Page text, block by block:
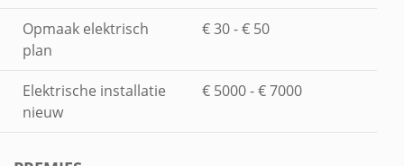
Opmaak elektrisch
plan
€ 30 - € 50
Elektrische installatie
nieuw
€ 5000 - € 7000